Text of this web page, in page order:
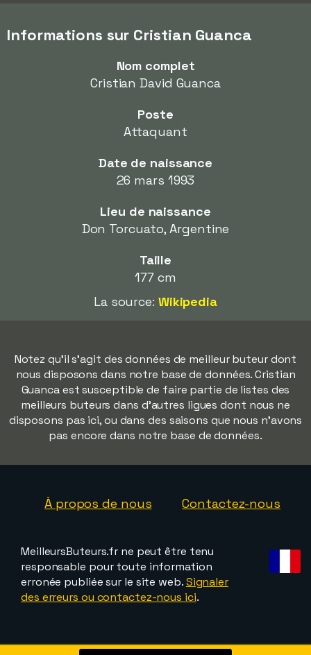
Informations sur Cristian Guanca
Nom complet
Cristian David Guanca
Poste
Attaquant
Date de naissance
26 mars 1993
Lieu de naissance
Don Torcuato, Argentine
Taille
177 cm
La source: Wikipedia
Notez qu'il s'agit des données de meilleur buteur dont
nous disposons dans notre base de données. Cristian
Guanca est susceptible de faire partie de listes des
meilleurs buteurs dans d'autres ligues dont nous ne
disposons pas ici, ou dans des saisons que nous n'avons
pas encore dans notre base de données.
À propos de nous Contactez-nous
MeilleursButeurs.fr ne peut être tenu
responsable pour toute information
erronée publiée sur le site web.Signaler
des erreurs ou contactez-nous ici.